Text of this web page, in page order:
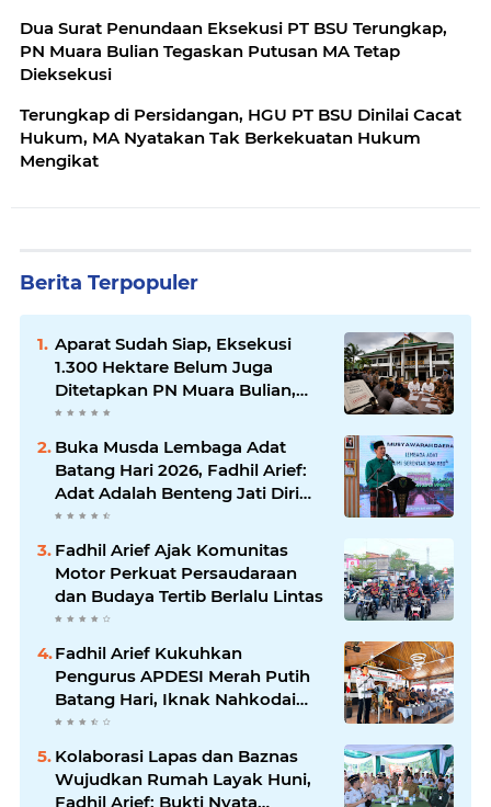
Dua Surat Penundaan Eksekusi PT BSU Terungkap,
PN Muara Bulian Tegaskan Putusan MA Tetap
Dieksekusi
Terungkap di Persidangan, HGU PT BSU Dinilai Cacat
Hukum, MA Nyatakan Tak Berkekuatan Hukum
Mengikat
Berita Terpopuler
Aparat Sudah Siap, Eksekusi
1.300 Hektare Belum Juga
Ditetapkan PN Muara Bulian,
Ada Apa?
Buka Musda Lembaga Adat
Batang Hari 2026, Fadhil Arief:
Adat Adalah Benteng Jati Diri
Generasi Muda
Fadhil Arief Ajak Komunitas
Motor Perkuat Persaudaraan
dan Budaya Tertib Berlalu Lintas
Fadhil Arief Kukuhkan
Pengurus APDESI Merah Putih
Batang Hari, Iknak Nahkodai
Periode 2026–2031
Kolaborasi Lapas dan Baznas
Wujudkan Rumah Layak Huni,
Fadhil Arief: Bukti Nyata